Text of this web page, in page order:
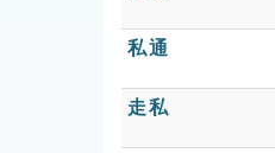
私通
走私